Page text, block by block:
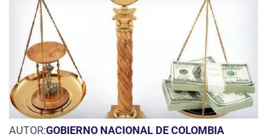
AUTOR:GOBIERNO NACIONAL DE COLOMBIA